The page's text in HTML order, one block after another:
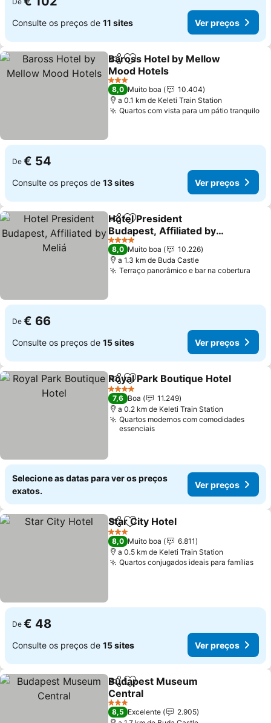
Consulte os preços de 11 sites Ver preços
PartilharAdicionar aos favoritos
Baross Hotel by Mellow
Mood Hotels
3 Estrelas
8,0 Muito boa
10.404
a 0.1 km de Keleti Train Station
Quartos com vista para um pátio tranquilo
De € 54
Consulte os preços de 13 sites Ver preços
PartilharAdicionar aos favoritos
Hotel President
Budapest, Affiliated by
Meliá
4 Estrelas
8,0 Muito boa
10.226
a 1.3 km de Buda Castle
Terraço panorâmico e bar na cobertura
De € 66
Consulte os preços de 15 sites Ver preços
PartilharAdicionar aos favoritos
Royal Park Boutique Hotel
4 Estrelas
7,6 Boa
11.249
a 0.2 km de Keleti Train Station
Quartos modernos com comodidades
essenciais
Selecione as datas para ver os preços
exatos.
Ver preços
PartilharAdicionar aos favoritos
Star City Hotel
3 Estrelas
8,0 Muito boa
6.811
a 0.5 km de Keleti Train Station
Quartos conjugados ideais para famílias
De € 48
Consulte os preços de 15 sites Ver preços
PartilharAdicionar aos favoritos
Budapest Museum
Central
3 Estrelas
8,5 Excelente
2.905